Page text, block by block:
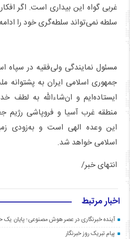
غربی گواه این بیداری است. اگر
سلطه نمی‌تواند سلطه‌گری خود را
مسئول نمایندگی ولی‌فقیه در سپاه
جمهوری اسلامی ایران به پشتوانه
ایستاده‌ایم و ان‌شاءالله به لطف
منطقه غرب آسیا و فروپاشی رژیم
این وعده الهی است و به‌زودی
اسلامی خواهد شد.
انتهای خبر/
اخبار مرتبط
آینده خبرنگاری در عصر هوش مصنوعی؛ پایان یک
پیام تبریک روز خبرنگار